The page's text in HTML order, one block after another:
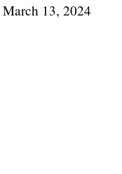
March 13, 2024